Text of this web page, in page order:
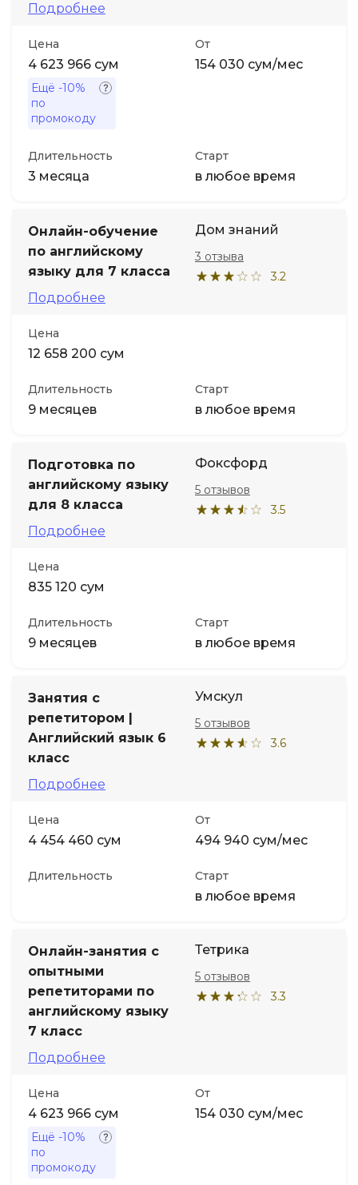
Подробнее
Цена
4 623 966 сум
Ещё -10%
по
промокоду
От
154 030 сум/мес
Длительность
3 месяца
Старт
в любое время
Онлайн-обучение
по английскому
языку для 7 класса
Подробнее
Дом знаний
3.2
3 отзыва
Цена
12 658 200 сум
Длительность
9 месяцев
Старт
в любое время
Подготовка по
английскому языку
для 8 класса
Подробнее
Фоксфорд
3.5
5 отзывов
Цена
835 120 сум
Длительность
9 месяцев
Старт
в любое время
Занятия с
репетитором |
Английский язык 6
класс
Подробнее
Умскул
3.6
5 отзывов
Цена
4 454 460 сум
От
494 940 сум/мес
Длительность Старт
в любое время
Онлайн-занятия с
опытными
репетиторами по
английскому языку
7 класс
Подробнее
Тетрика
3.3
5 отзывов
Цена
4 623 966 сум
Ещё -10%
по
промокоду
От
154 030 сум/мес